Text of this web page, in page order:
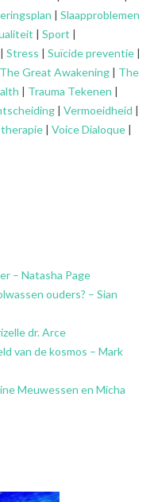
| Slaapproblemen
| Sport |
| Stress | Suïcide preventie |
The Great Awakening | The
| Trauma Tekenen |
| Vermoeidheid |
| Voice Dialoque |
– Natasha Page
ouders? – Sian
dr. Arce
van de kosmos – Mark
Meuwessen en Micha